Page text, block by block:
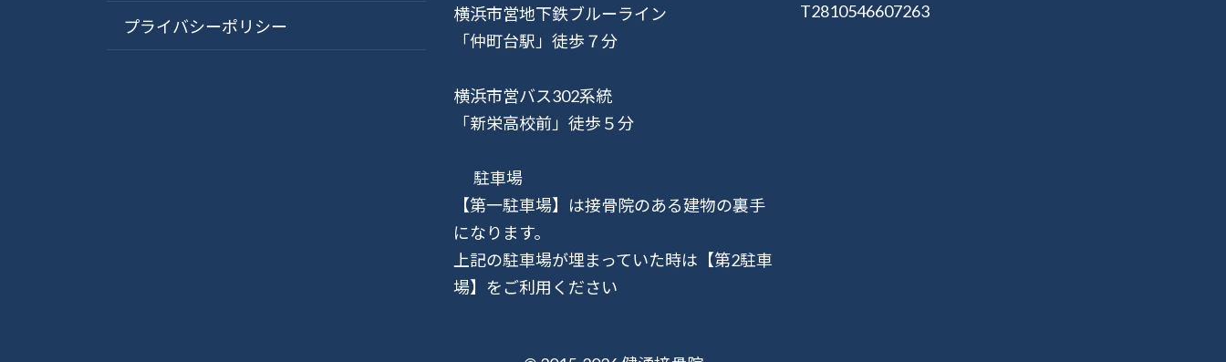
プライバシーポリシー
横浜市営地下鉄ブルーライン
「仲町台駅」徒歩７分
横浜市営バス302系統
「新栄高校前」徒歩５分
駐車場
【第一駐車場】は接骨院のある建物の裏手
になります。
上記の駐車場が埋まっていた時は【第2駐車
場】をご利用ください
T2810546607263